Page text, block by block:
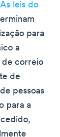
As leis do
para
a
de correio
de
pessoas
para a